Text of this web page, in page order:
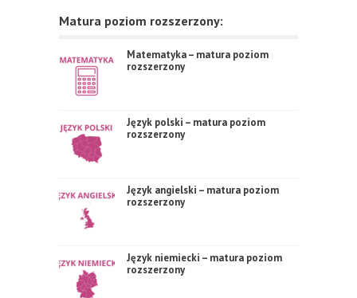
Matura poziom rozszerzony:
Matematyka – matura poziom
rozszerzony
Język polski – matura poziom
rozszerzony
Język angielski – matura poziom
rozszerzony
Język niemiecki – matura poziom
rozszerzony